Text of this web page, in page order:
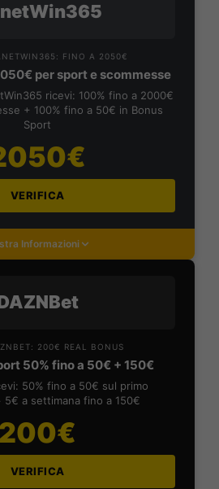
FINO A 2050€
per sport e scommesse
ricevi: 100% fino a 2000€
+ 100% fino a 50€ in Bonus
Sport
VERIFICA
Informazioni
200€ REAL BONUS
50% fino a 50€ + 150€
50% fino a 50€ sul primo
5€ a settimana fino a 150€
200€
VERIFICA